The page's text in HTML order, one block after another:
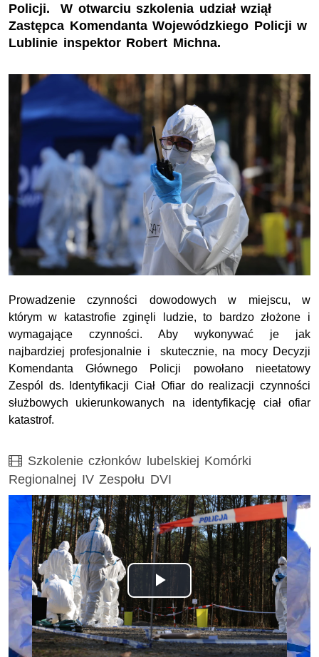
Policji. W otwarciu szkolenia udział wziął
Zastępca Komendanta Wojewódzkiego Policji w
Lublinie inspektor Robert Michna.
Prowadzenie czynności dowodowych w miejscu, w
którym w katastrofie zginęli ludzie, to bardzo złożone i
wymagające czynności. Aby wykonywać je jak
najbardziej profesjonalnie i skutecznie, na mocy Decyzji
Komendanta Głównego Policji powołano nieetatowy
Zespól ds. Identyfikacji Ciał Ofiar do realizacji czynności
służbowych ukierunkowanych na identyfikację ciał ofiar
katastrof.
Film
Szkolenie członków lubelskiej Komórki
Regionalnej IV Zespołu DVI
Odtwórz
wideo